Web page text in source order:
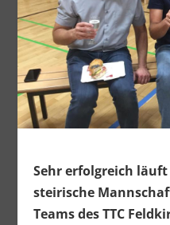
Sehr erfolgreich
steirische
Teams des TTC